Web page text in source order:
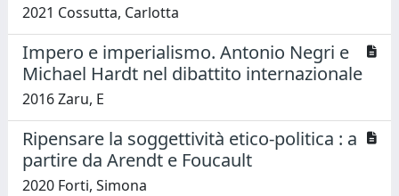
2021 Cossutta, Carlotta
Impero e imperialismo. Antonio Negri e
Michael Hardt nel dibattito internazionale
2016 Zaru, E
Ripensare la soggettività etico-politica : a
partire da Arendt e Foucault
2020 Forti, Simona